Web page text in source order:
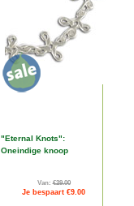
"Eternal Knots":
Oneindige knoop
Van:€29.00
Je bespaart €9.00